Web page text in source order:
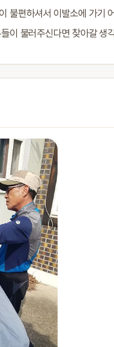
불편하셔서 이발소에 가기
이 불러주신다면 찾아갈